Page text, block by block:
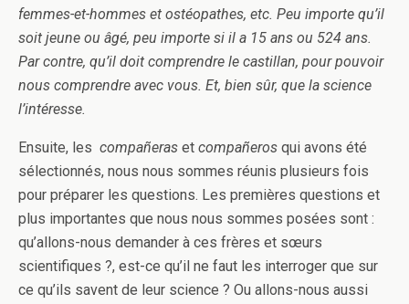
femmes-et-hommes et ostéopathes, etc. Peu importe qu’il
soit jeune ou âgé, peu importe si il a 15 ans ou 524 ans.
Par contre, qu’il doit comprendre le castillan, pour pouvoir
nous comprendre avec vous. Et, bien sûr, que la science
l’intéresse.
Ensuite, les compañeras et compañeros qui avons été
sélectionnés, nous nous sommes réunis plusieurs fois
pour préparer les questions. Les premières questions et
plus importantes que nous nous sommes posées sont :
qu’allons-nous demander à ces frères et sœurs
scientifiques ?, est-ce qu’il ne faut les interroger que sur
ce qu’ils savent de leur science ? Ou allons-nous aussi